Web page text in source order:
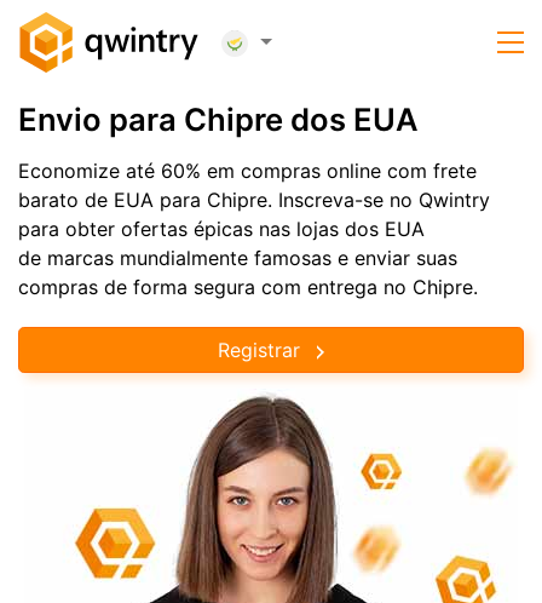
Envio para Chipre dos EUA
Economize até 60% em compras online com frete
barato de EUA para Chipre. Inscreva-se no Qwintry
para obter ofertas épicas nas lojas dos EUA
de marcas mundialmente famosas e enviar suas
compras de forma segura com entrega no Chipre.
Registrar